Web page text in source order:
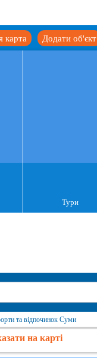
Додати об'єкт
карта
Тури
та відпочинок Суми
на карті